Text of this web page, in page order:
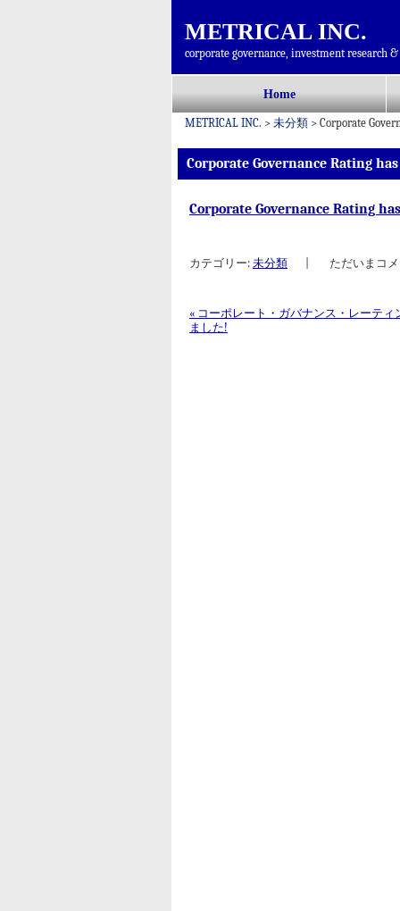
METRICAL INC.
corporate governance, investment research
メインメニュー
ン
ン
ツ
へ
Home
METRICAL INC. > 未分類 > Corporate
Corporate Governance Rating
Corporate Governance Rating
カテゴリー: 未分類 ただいまコ
投稿ナビゲーション
« コーポレート・ガバナンス・レーティ
ました!